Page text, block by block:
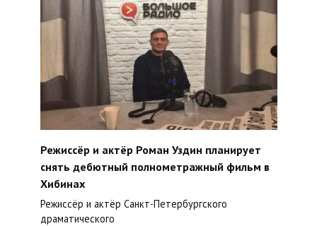
Режиссёр и актёр Роман Уздин планирует
снять дебютный полнометражный фильм в
Хибинах
Режиссёр и актёр Санкт-Петербургского
драматического